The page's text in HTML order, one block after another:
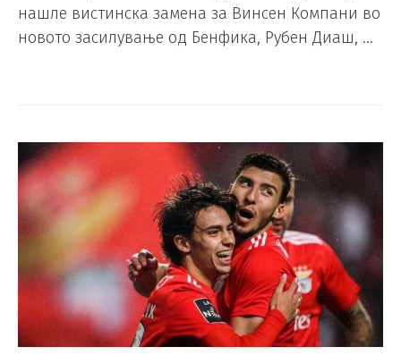
нашле вистинска замена за Винсен Компани во
новото засилување од Бенфика, Рубен Диаш, …